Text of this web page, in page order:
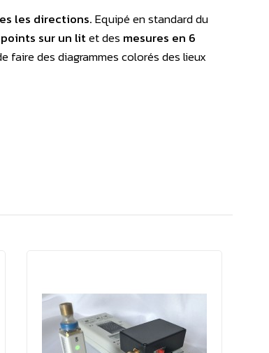
les directions.Equipé en standard du
sur un litet des mesures en 6
faire des diagrammes colorés des lieux